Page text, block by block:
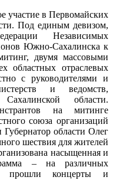
участие в Первомайских
Под единым девизом,
Независимых
Южно-Сахалинска к
двумя массовыми
областных отраслевых
с руководителями и
и ведомств,
области.
на митинге
союза организаций
области Олег
шествия для жителей
насыщенная и
– на различных
прошли концерты и